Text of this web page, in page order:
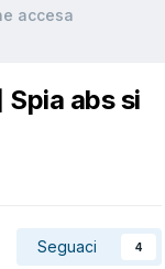
accesa
abs si
Seguaci 4